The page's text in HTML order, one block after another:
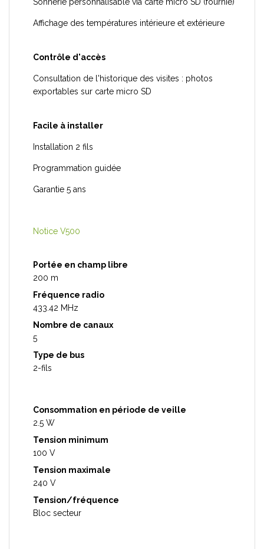
Affichage des températures intérieure et extérieure
Contrôle d'accès
Consultation de l'historique des visites : photos
exportables sur carte micro SD
Facile à installer
Installation 2 fils
Programmation guidée
Garantie 5 ans
Notice V500
Portée en champ libre
200 m
Fréquence radio
433.42 MHz
Nombre de canaux
5
Type de bus
2-fils
Consommation en période de veille
2.5 W
Tension minimum
100 V
Tension maximale
240 V
Tension/fréquence
Bloc secteur